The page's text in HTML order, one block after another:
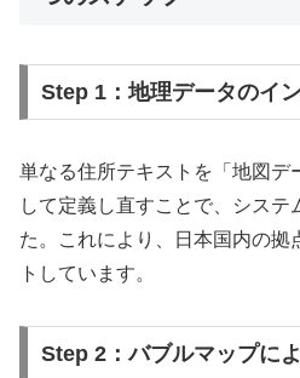
Step 1：地理データのイ
単なる住所テキストを「地図デ
して定義し直すことで、システ
た。これにより、日本国内の拠
トしています。
Step 2：バブルマップに